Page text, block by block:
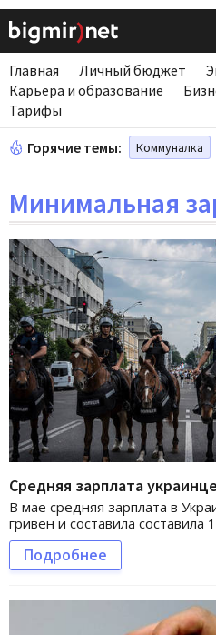
Главная Личный бюджет
Карьера и образование
Тарифы
Горячие темы: Коммуналка
Минимальная
Средняя зарплата
В мае средняя зарплата в
гривен и составила составила
Подробнее